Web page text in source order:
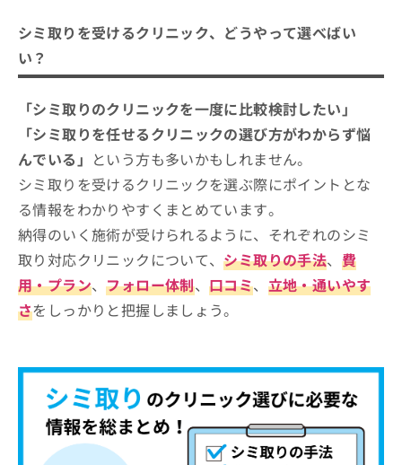
シミ取りを受けるクリニック、どうやって選べばい
い？
「シミ取りのクリニックを一度に比較検討したい」
「シミ取りを任せるクリニックの選び方がわからず悩
んでいる」 という方も多いかもしれません。
シミ取りを受けるクリニックを選ぶ際にポイントとな
る情報をわかりやすくまとめています。
納得のいく施術が受けられるように、それぞれのシミ
取り対応クリニックについて、シミ取りの手法、 費
用・プラン、フォロー体制、口コミ、 立地・通いやす
さをしっかりと把握しましょう。